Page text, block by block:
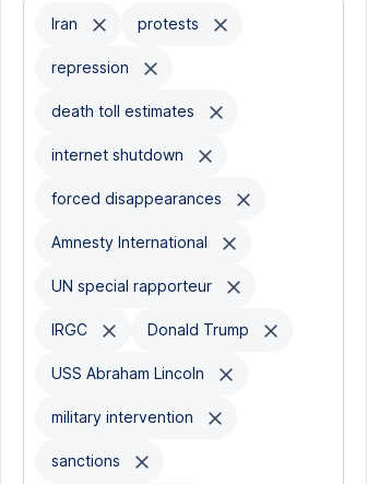
Iran protests
repression
death toll estimates
internet shutdown
forced disappearances
Amnesty International
UN special rapporteur
IRGC Donald Trump
USS Abraham Lincoln
military intervention
sanctions